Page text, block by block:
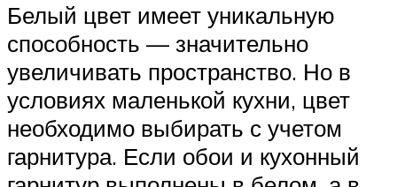
Белый цвет имеет уникальную
способность — значительно
увеличивать пространство. Но в
условиях маленькой кухни, цвет
необходимо выбирать с учетом
гарнитура. Если обои и кухонный